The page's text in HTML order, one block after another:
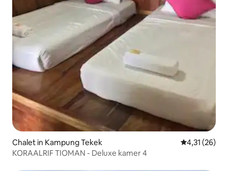
Chalet in Kampung Tekek Gemiddelde
4,31 (26)
KORAALRIF TIOMAN - Deluxe kamer 4